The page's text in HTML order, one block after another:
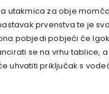
utakmica za obje
prvenstva te je
pobjedi pobjeći će
se na vrhu tablice,
uhvatiti priključak s